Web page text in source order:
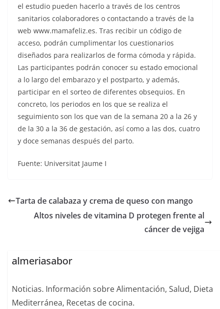
el estudio pueden hacerlo a través de los centros
sanitarios colaboradores o contactando a través de la
web www.mamafeliz.es. Tras recibir un código de
acceso, podrán cumplimentar los cuestionarios
diseñados para realizarlos de forma cómoda y rápida.
Las participantes podrán conocer su estado emocional
a lo largo del embarazo y el postparto, y además,
participar en el sorteo de diferentes obsequios. En
concreto, los periodos en los que se realiza el
seguimiento son los que van de la semana 20 a la 26 y
de la 30 a la 36 de gestación, así como a las dos, cuatro
y doce semanas después del parto.
Fuente: Universitat Jaume I
Tarta de calabaza y crema de queso con mango
Altos niveles de vitamina D protegen frente al
cáncer de vejiga
almeriasabor
Noticias. Información sobre Alimentación, Salud, Dieta
Mediterránea, Recetas de cocina.